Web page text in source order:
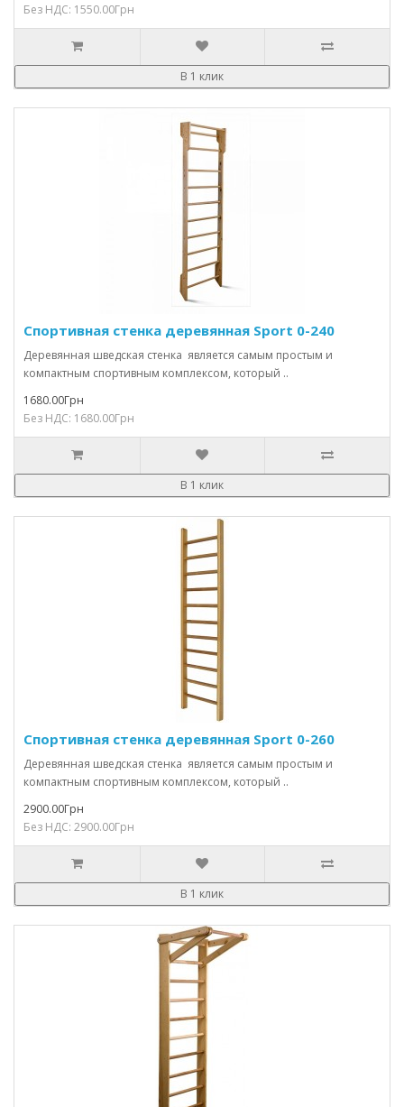
Без НДС: 1550.00Грн
В 1 клик
Спортивная стенка деревянная Sport 0-240
Деревянная шведская стенка является самым простым и
компактным спортивным комплексом, который ..
1680.00Грн
Без НДС: 1680.00Грн
В 1 клик
Спортивная стенка деревянная Sport 0-260
Деревянная шведская стенка является самым простым и
компактным спортивным комплексом, который ..
2900.00Грн
Без НДС: 2900.00Грн
В 1 клик